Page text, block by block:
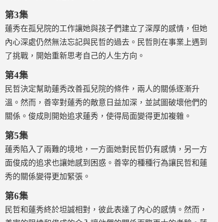
第3集
蓮秀在孤兒院的工作讓她與孩子們建立了深厚的感情，但她
內心深處仍然無法忘記與民哲的過去。民哲則在事業上遇到
了挑戰，開始重新思考自己的人生方向。
第4集
民哲決定幫助蓮秀改善孤兒院的條件，兩人的關係逐漸升
溫。然而，善宰對蓮秀的敵意日益加深，並試圖破壞他們的
關係。俊成則開始追求蓮秀，使得局面變得更加複雜。
第5集
蓮秀陷入了兩難的境地，一方面她對民哲仍有感情，另一方
面俊成的追求也讓她感到困惑。善宰的種種行為讓民哲和蓮
秀的關係變得更加緊張。
第6集
民哲和蓮秀終於坦誠相對，彼此表達了內心的感情。然而，